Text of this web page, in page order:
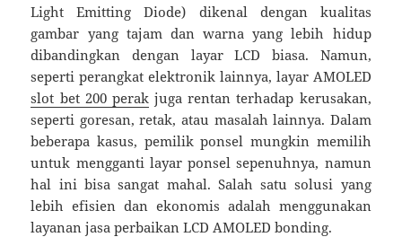
Light Emitting Diode) dikenal dengan kualitas
gambar yang tajam dan warna yang lebih hidup
dibandingkan dengan layar LCD biasa. Namun,
seperti perangkat elektronik lainnya, layar AMOLED
slot bet 200 perakjuga rentan terhadap kerusakan,
seperti goresan, retak, atau masalah lainnya. Dalam
beberapa kasus, pemilik ponsel mungkin memilih
untuk mengganti layar ponsel sepenuhnya, namun
hal ini bisa sangat mahal. Salah satu solusi yang
lebih efisien dan ekonomis adalah menggunakan
layanan jasa perbaikan LCD AMOLED bonding.